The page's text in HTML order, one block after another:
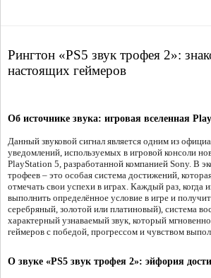
Рингтон «PS5 звук трофея 2»:
настоящих геймеров
Об источнике звука: игровая вселенная
Данный звуковой сигнал является одним из
уведомлений, используемых в игровой консоли
PlayStation 5, разработанной компанией Sony. В
трофеев – это особая система достижений,
отмечать свои успехи в играх. Каждый раз, когда
выполнить определённое условие в игре и
серебряный, золотой или платиновый), система
характерный узнаваемый звук, который
геймеров с победой, прогрессом и чувством
О звуке «PS5 звук трофея 2»: эйфория